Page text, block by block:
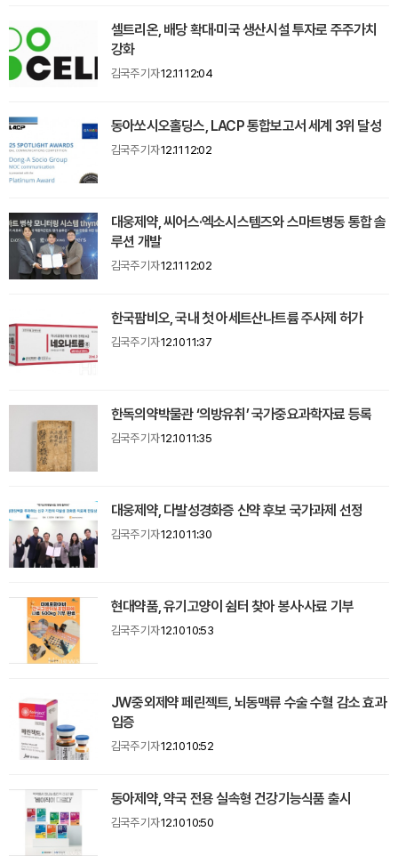
셀트리온, 배당 확대·미국 생산시설 투자로 주주가치
강화
김국주 기자12.11 12:04
동아쏘시오홀딩스, LACP 통합보고서 세계 3위 달성
김국주 기자12.11 12:02
대웅제약, 씨어스·엑소시스템즈와 스마트병동 통합 솔
루션 개발
김국주 기자12.11 12:02
한국팜비오, 국내 첫 아세트산나트륨 주사제 허가
김국주 기자12.10 11:37
한독의약박물관 ‘의방유취’ 국가중요과학자료 등록
김국주 기자12.10 11:35
대웅제약, 다발성경화증 신약 후보 국가과제 선정
김국주 기자12.10 11:30
현대약품, 유기고양이 쉼터 찾아 봉사·사료 기부
김국주 기자12.10 10:53
JW중외제약 페린젝트, 뇌동맥류 수술 수혈 감소 효과
입증
김국주 기자12.10 10:52
동아제약, 약국 전용 실속형 건강기능식품 출시
김국주 기자12.10 10:50